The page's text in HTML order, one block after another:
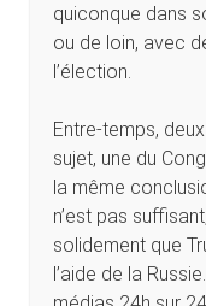
quiconque dans
ou de loin, avec
l’élection.
Entre-temps,
sujet, une du
la même
n’est pas
solidement que
l’aide de la